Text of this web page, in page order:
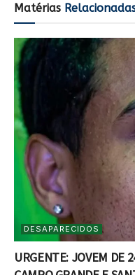
Matérias
DESAPARECIDOS
URGENTE: JOVEM DE